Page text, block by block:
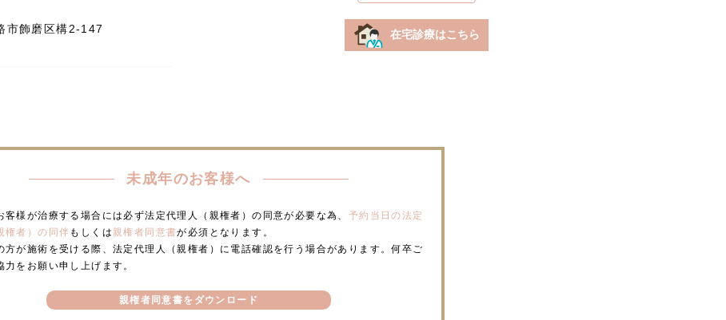
市飾磨区構2-147 在宅診療はこちら
未成年のお客様へ
客様が治療する場合には必ず法定代理人（親権者）の同意が必要な為、 予約当日の法定
権者）の同伴 もしくは親権者同意書が必須となります。
方が施術を受ける際、法定代理人（親権者）に電話確認を行う場合があります。何卒ご
力をお願い申し上げます。
親権者同意書をダウンロード